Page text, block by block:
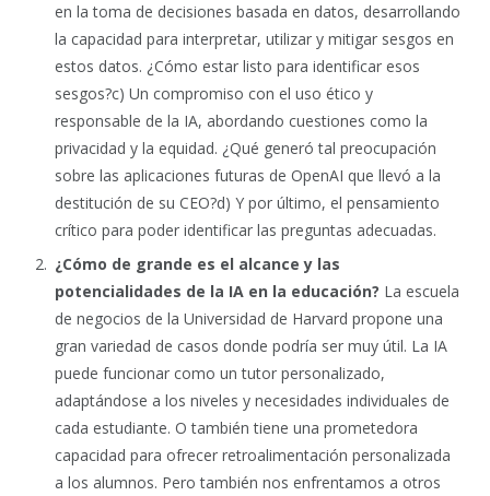
en la toma de decisiones basada en datos, desarrollando
la capacidad para interpretar, utilizar y mitigar sesgos en
estos datos. ¿Cómo estar listo para identificar esos
sesgos?c) Un compromiso con el uso ético y
responsable de la IA, abordando cuestiones como la
privacidad y la equidad. ¿Qué generó tal preocupación
sobre las aplicaciones futuras de OpenAI que llevó a la
destitución de su CEO?d) Y por último, el pensamiento
crítico para poder identificar las preguntas adecuadas.
¿Cómo de grande es el alcance y las
potencialidades de la IA en la educación? La escuela
de negocios de la Universidad de Harvard propone una
gran variedad de casos donde podría ser muy útil. La IA
puede funcionar como un tutor personalizado,
adaptándose a los niveles y necesidades individuales de
cada estudiante. O también tiene una prometedora
capacidad para ofrecer retroalimentación personalizada
a los alumnos. Pero también nos enfrentamos a otros